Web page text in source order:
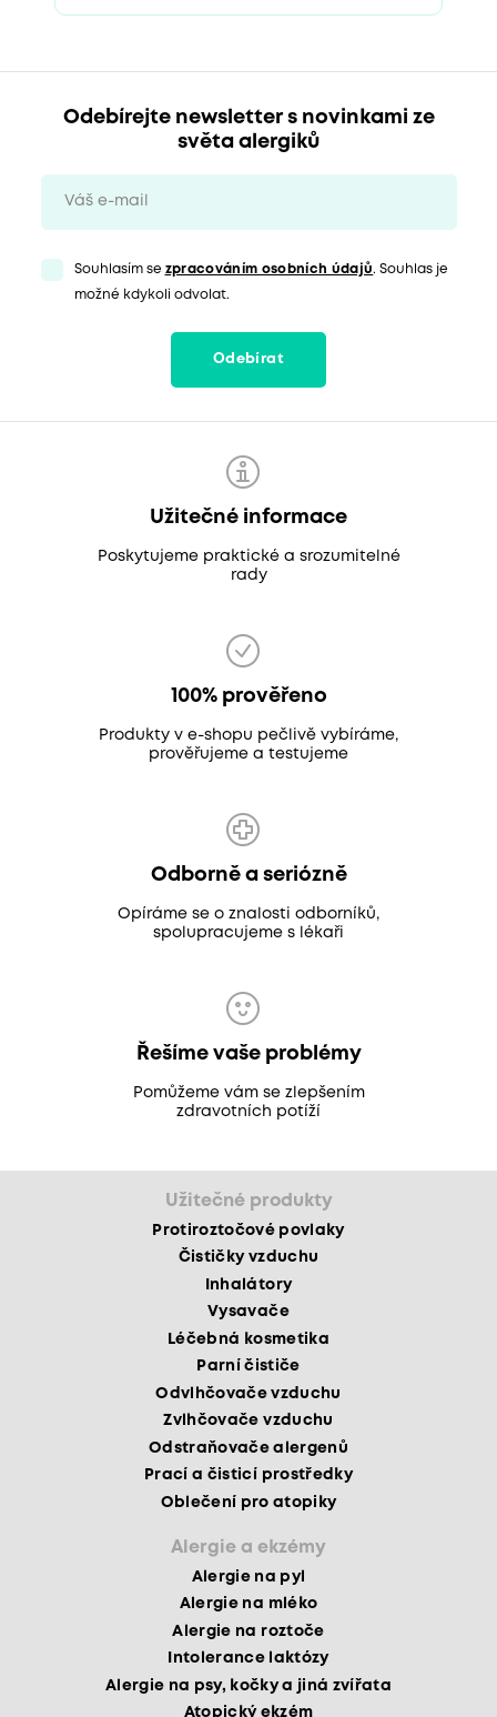
Odebírejte newsletter s novinkami ze
světa alergiků
Souhlasím se zpracováním osobních údajů. Souhlas je
možné kdykoli odvolat.
Odebírat
Užitečné informace
Poskytujeme praktické a srozumitelné
rady
100% prověřeno
Produkty v e-shopu pečlivě vybíráme,
prověřujeme a testujeme
Odborně a seriózně
Opíráme se o znalosti odborníků,
spolupracujeme s lékaři
Řešíme vaše problémy
Pomůžeme vám se zlepšením
zdravotních potíží
Užitečné produkty
Protiroztočové povlaky
Čističky vzduchu
Inhalátory
Vysavače
Léčebná kosmetika
Parní čističe
Odvlhčovače vzduchu
Zvlhčovače vzduchu
Odstraňovače alergenů
Prací a čisticí prostředky
Oblečení pro atopiky
Alergie a ekzémy
Alergie na pyl
Alergie na mléko
Alergie na roztoče
Intolerance laktózy
Alergie na psy, kočky a jiná zvířata
Atopický ekzém